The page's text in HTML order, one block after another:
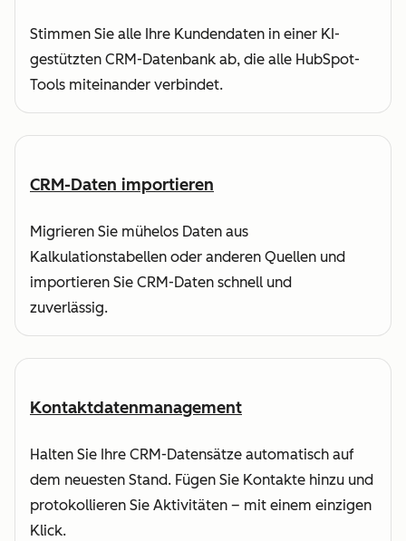
Stimmen Sie alle Ihre Kundendaten in einer KI-
gestützten CRM-Datenbank ab, die alle HubSpot-
Tools miteinander verbindet.
CRM-Daten importieren
Migrieren Sie mühelos Daten aus
Kalkulationstabellen oder anderen Quellen und
importieren Sie CRM-Daten schnell und
zuverlässig.
Kontaktdatenmanagement
Halten Sie Ihre CRM-Datensätze automatisch auf
dem neuesten Stand. Fügen Sie Kontakte hinzu und
protokollieren Sie Aktivitäten – mit einem einzigen
Klick.